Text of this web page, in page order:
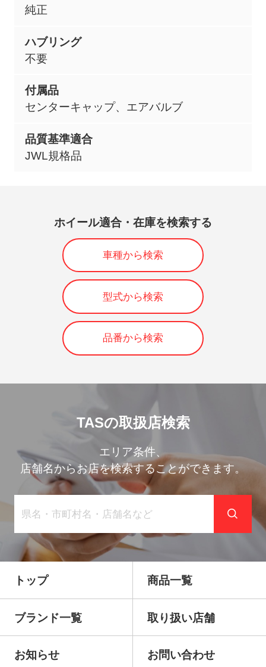
純正
ハブリング
不要
付属品
センターキャップ、エアバルブ
品質基準適合
JWL規格品
ホイール適合・在庫を検索する
車種から検索
型式から検索
品番から検索
TASの取扱店検索
エリア条件、
店舗名からお店を検索することができます。
トップ 商品一覧
ブランド一覧 取り扱い店舗
お知らせ お問い合わせ